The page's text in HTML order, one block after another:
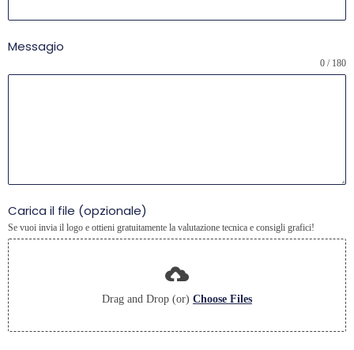
Messagio
0 / 180
Carica il file (opzionale)
Se vuoi invia il logo e ottieni gratuitamente la valutazione tecnica e consigli grafici!
Drag and Drop (or) Choose Files